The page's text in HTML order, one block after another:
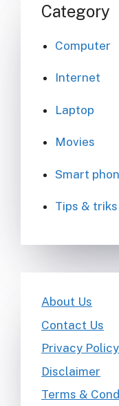
Category
Computer
Internet
Laptop
Movies
Smart
Tips & triks
About Us
Contact Us
Privacy Policy
Disclaimer
Terms &